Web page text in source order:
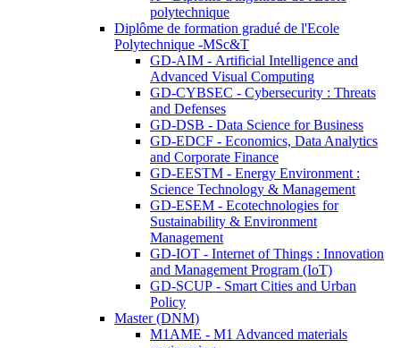
polytechnique
Diplôme de formation gradué de l'Ecole
Polytechnique -MSc&T
GD-AIM - Artificial Intelligence and
Advanced Visual Computing
GD-CYBSEC - Cybersecurity : Threats
and Defenses
GD-DSB - Data Science for Business
GD-EDCF - Economics, Data Analytics
and Corporate Finance
GD-EESTM - Energy Environment :
Science Technology & Management
GD-ESEM - Ecotechnologies for
Sustainability & Environment
Management
GD-IOT - Internet of Things : Innovation
and Management Program (IoT)
GD-SCUP - Smart Cities and Urban
Policy
Master (DNM)
M1AME - M1 Advanced materials